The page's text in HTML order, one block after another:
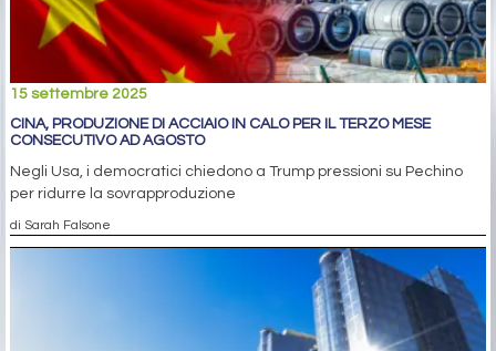
15 settembre 2025
CINA, PRODUZIONE DI ACCIAIO IN CALO PER IL TERZO MESE
CONSECUTIVO AD AGOSTO
Negli Usa, i democratici chiedono a Trump pressioni su Pechino
per ridurre la sovrapproduzione
di Sarah Falsone